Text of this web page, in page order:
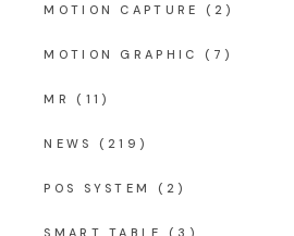
MOTION CAPTURE (2)
MOTION GRAPHIC (7)
MR (11)
NEWS (219)
POS SYSTEM (2)
SMART TABLE (3)